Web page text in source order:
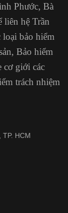
Phước, Bà
liên hệ Trần
loại bảo hiểm
Bảo hiểm
cơ giới các
trách nhiệm
TP. HCM